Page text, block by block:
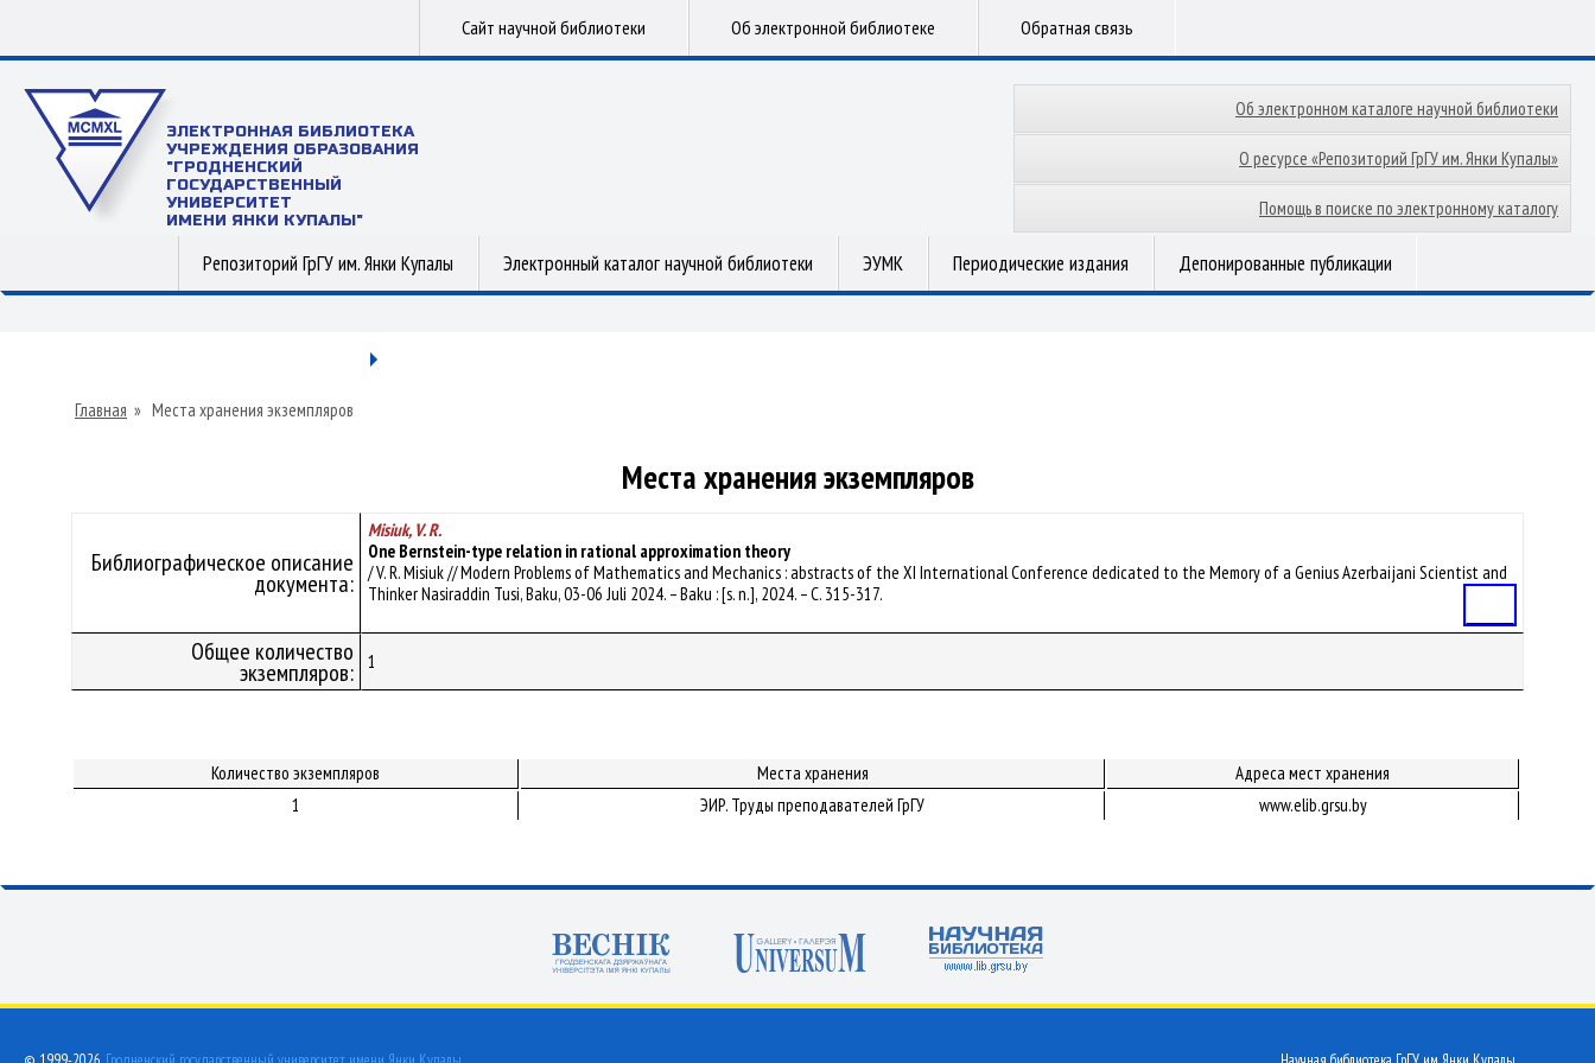
Сайт научной библиотеки Об электронной библиотеке Обратная связь
ЭЛЕКТРОННАЯ БИБЛИОТЕКА
УЧРЕЖДЕНИЯ ОБРАЗОВАНИЯ
"ГРОДНЕНСКИЙ
ГОСУДАРСТВЕННЫЙ
УНИВЕРСИТЕТ
ИМЕНИ ЯНКИ КУПАЛЫ"
Об электронном каталоге научной библиотеки
О ресурсе «Репозиторий ГрГУ им. Янки Купалы»
Помощь в поиске по электронному каталогу
Репозиторий ГрГУ им. Янки Купалы Электронный каталог научной библиотеки ЭУМК Периодические издания Депонированные публикации
Главная » Места хранения экземпляров
Места хранения экземпляров
Библиографическое описание
документа:
Misiuk, V. R.
One Bernstein-type relation in rational approximation theory
/ V. R. Misiuk // Modern Problems of Mathematics and Mechanics : abstracts of the XI International Conference dedicated to the Memory of a Genius Azerbaijani Scientist and
Thinker Nasiraddin Tusi, Baku, 03-06 Juli 2024. – Baku : [s. n.], 2024. – С. 315-317.
Общее количество
экземпляров: 1
Количество экземпляров Места хранения
Адреса мест хранения
1
ЭИР. Труды преподавателей ГрГУ www.elib.grsu.by